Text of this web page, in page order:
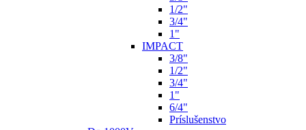
1/2"
3/4"
1"
IMPACT
3/8"
1/2"
3/4"
1"
6/4"
Príslušenstvo